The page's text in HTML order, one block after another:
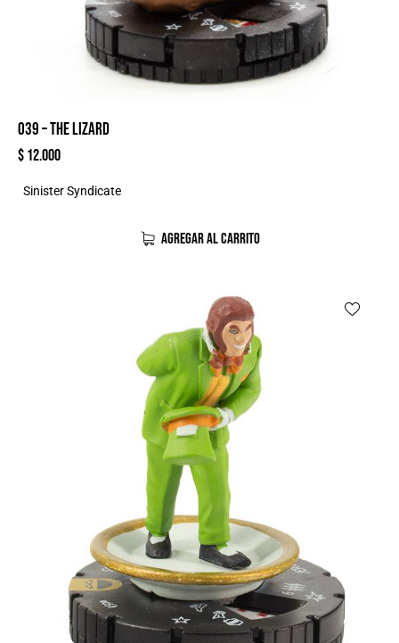
039 – THE LIZARD
$12.000
Sinister Syndicate
AGREGAR AL CARRITO